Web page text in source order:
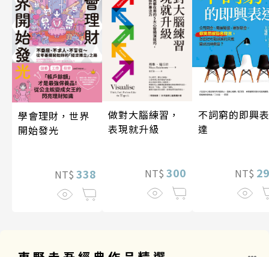
學會理財，世界
開始發光
NT$ 338
做對大腦練習，
表現就升級
NT$ 300
不詞窮的即興表
達
NT$